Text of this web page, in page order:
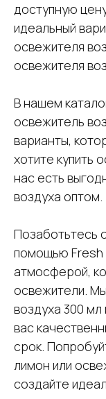
доступную
идеальный
освежителя
освежителя
В нашем
освежитель
варианты,
хотите купить
нас есть
воздуха оптом.
Позаботьтесь
помощью Fresh
атмосферой,
освежители.
воздуха 300
вас
срок.
лимон или
создайте